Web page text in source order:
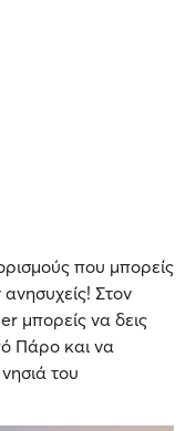
που μπορείς
Στον
μπορείς να δεις
Πάρο και να
του